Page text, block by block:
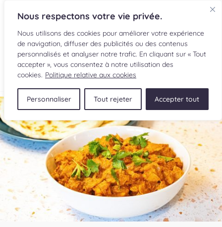
Nous respectons votre vie privée.
Nous utilisons des cookies pour améliorer votre expérience
de navigation, diffuser des publicités ou des contenus
personnalisés et analyser notre trafic. En cliquant sur « Tout
accepter », vous consentez à notre utilisation des
cookies. Politique relative aux cookies
Personnaliser Tout rejeter Accepter tout
EN
RECETTES
INGRÉDIENTS
LECTURES CULINAIRES
SOUMETTRE UNE RECETTE